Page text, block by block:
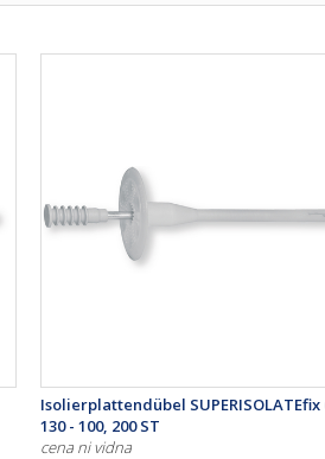
Isolierplattendübel SUPERISOLATEfix
130 - 100, 200 ST
cena ni vidna